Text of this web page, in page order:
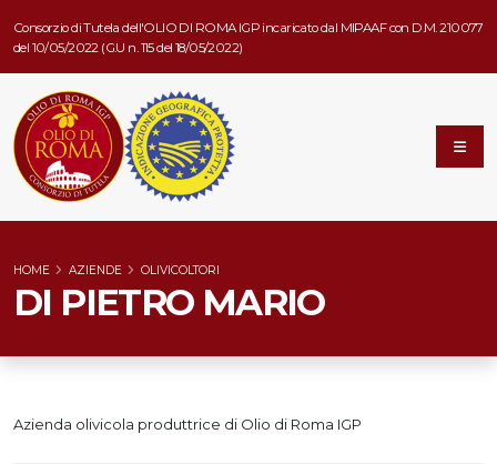
Consorzio di Tutela dell'OLIO DI ROMA IGP incaricato dal MIPAAF con D.M. 210077
del 10/05/2022 (G.U n. 115 del 18/05/2022)
DI PIETRO MARIO
HOME AZIENDE OLIVICOLTORI
Azienda olivicola produttrice di Olio di Roma IGP